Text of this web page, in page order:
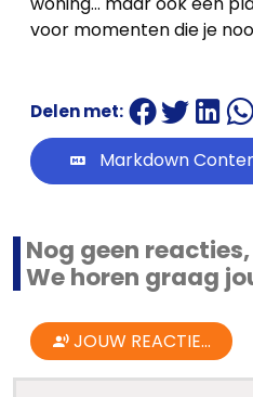
voor momenten die je
Delen met:
Markdown
Nog geen
We horen graag
JOUW REACTIE...